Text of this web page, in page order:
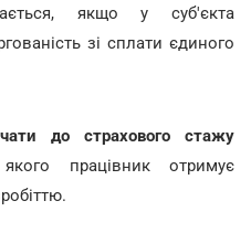
якщо у суб'єкта
зі сплати єдиного
до страхового стажу
працівник отримує